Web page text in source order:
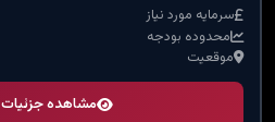
سرمایه مورد نیاز
محدوده بودجه
موقعیت
مشاهده جزئیات